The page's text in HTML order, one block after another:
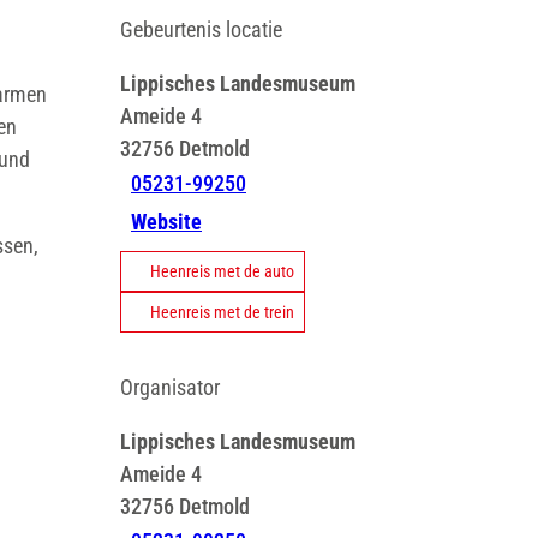
Gebeurtenis locatie
Lippisches Landesmuseum
Ameide 4
32756 Detmold
05231-99250
Website
Heenreis met de auto
Heenreis met de trein
Organisator
Lippisches Landesmuseum
Ameide 4
32756 Detmold